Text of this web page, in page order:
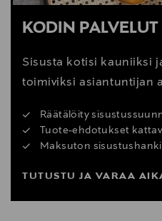
KODIN PALVELUT
Sisusta kotisi kauniiksi
toimiviksi asiantuntijan
Räätälöity
Tuote-ehdotukset
Maksuton
TUTUSTU JA VARAA